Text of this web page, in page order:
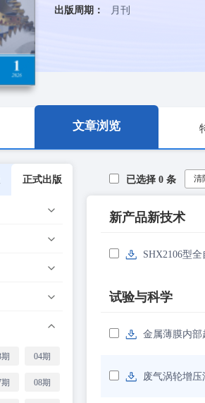
出版周期： 月刊
文章浏览
正式出版
04期
08期
已选择 0 条 清
新产品新技术
SHX2106型
试验与科学
金属薄膜内
废气涡轮增